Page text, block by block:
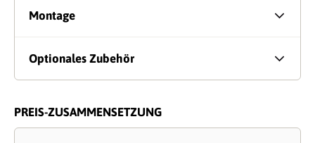
Montage
Optionales Zubehör
PREIS-ZUSAMMENSETZUNG